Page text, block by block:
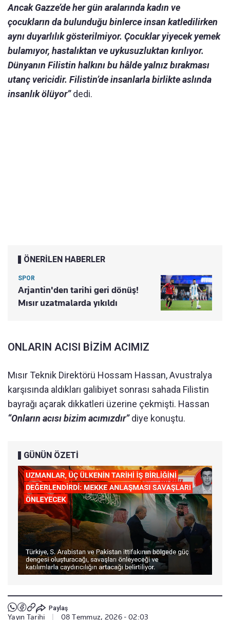
Ancak Gazze’de her gün aralarında kadın ve
çocukların da bulunduğu binlerce insan katledilirken
aynı duyarlılık gösterilmiyor. Çocuklar yiyecek yemek
bulamıyor, hastalıktan ve uykusuzluktan kırılıyor.
Dünyanın Filistin halkını bu hâlde yalnız bırakması
utanç vericidir. Filistin’de insanlarla birlikte aslında
insanlık ölüyor”dedi.
ÖNERİLEN HABERLER
SPOR
Arjantin'den tarihi geri dönüş!
Mısır uzatmalarda yıkıldı
ONLARIN ACISI BİZİM ACIMIZ
Mısır Teknik Direktörü Hossam Hassan, Avustralya
karşısında aldıkları galibiyet sonrası sahada Filistin
bayrağı açarak dikkatleri üzerine çekmişti. Hassan
“Onların acısı bizim acımızdır”diye konuştu.
GÜNÜN ÖZETİ
Paylaş
Yayın Tarihi 08 Temmuz, 2026 - 02:03